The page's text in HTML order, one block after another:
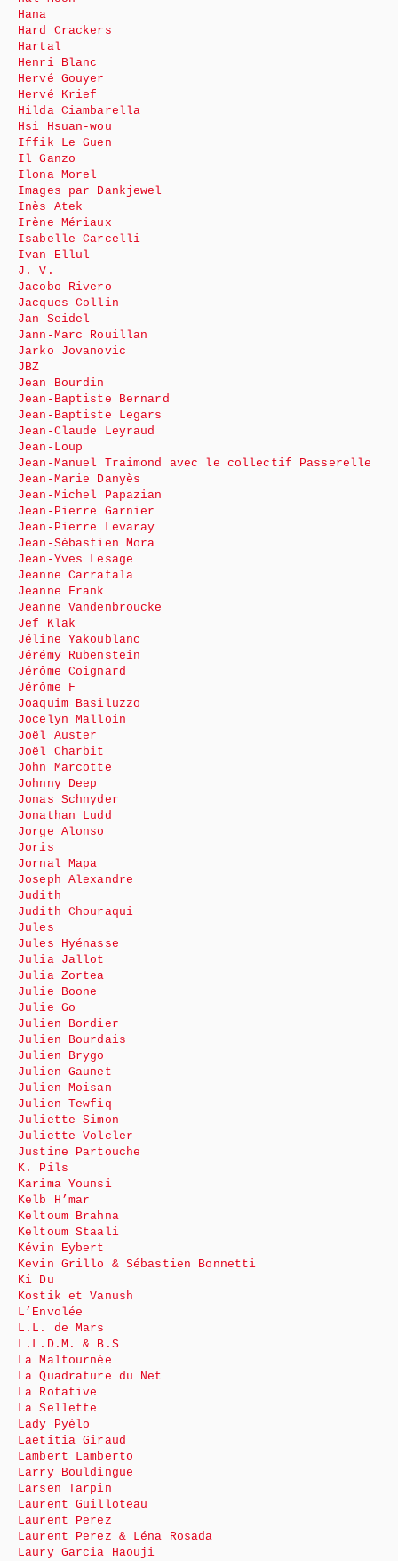
Hana
Hard Crackers
Hartal
Henri Blanc
Hervé Gouyer
Hervé Krief
Hilda Ciambarella
Hsi Hsuan-wou
Iffik Le Guen
Il Ganzo
Ilona Morel
Images par Dankjewel
Inès Atek
Irène Mériaux
Isabelle Carcelli
Ivan Ellul
J. V.
Jacobo Rivero
Jacques Collin
Jan Seidel
Jann-Marc Rouillan
Jarko Jovanovic
JBZ
Jean Bourdin
Jean-Baptiste Bernard
Jean-Baptiste Legars
Jean-Claude Leyraud
Jean-Loup
Jean-Manuel Traimond avec le collectif Passerelle
Jean-Marie Danyès
Jean-Michel Papazian
Jean-Pierre Garnier
Jean-Pierre Levaray
Jean-Sébastien Mora
Jean-Yves Lesage
Jeanne Carratala
Jeanne Frank
Jeanne Vandenbroucke
Jef Klak
Jéline Yakoublanc
Jérémy Rubenstein
Jérôme Coignard
Jérôme F
Joaquim Basiluzzo
Jocelyn Malloin
Joël Auster
Joël Charbit
John Marcotte
Johnny Deep
Jonas Schnyder
Jonathan Ludd
Jorge Alonso
Joris
Jornal Mapa
Joseph Alexandre
Judith
Judith Chouraqui
Jules
Jules Hyénasse
Julia Jallot
Julia Zortea
Julie Boone
Julie Go
Julien Bordier
Julien Bourdais
Julien Brygo
Julien Gaunet
Julien Moisan
Julien Tewfiq
Juliette Simon
Juliette Volcler
Justine Partouche
K. Pils
Karima Younsi
Kelb H’mar
Keltoum Brahna
Keltoum Staali
Kévin Eybert
Kevin Grillo & Sébastien Bonnetti
Ki Du
Kostik et Vanush
L’Envolée
L.L. de Mars
L.L.D.M. & B.S
La Maltournée
La Quadrature du Net
La Rotative
La Sellette
Lady Pyélo
Laëtitia Giraud
Lambert Lamberto
Larry Bouldingue
Larsen Tarpin
Laurent Guilloteau
Laurent Perez
Laurent Perez & Léna Rosada
Laury Garcia Haouji